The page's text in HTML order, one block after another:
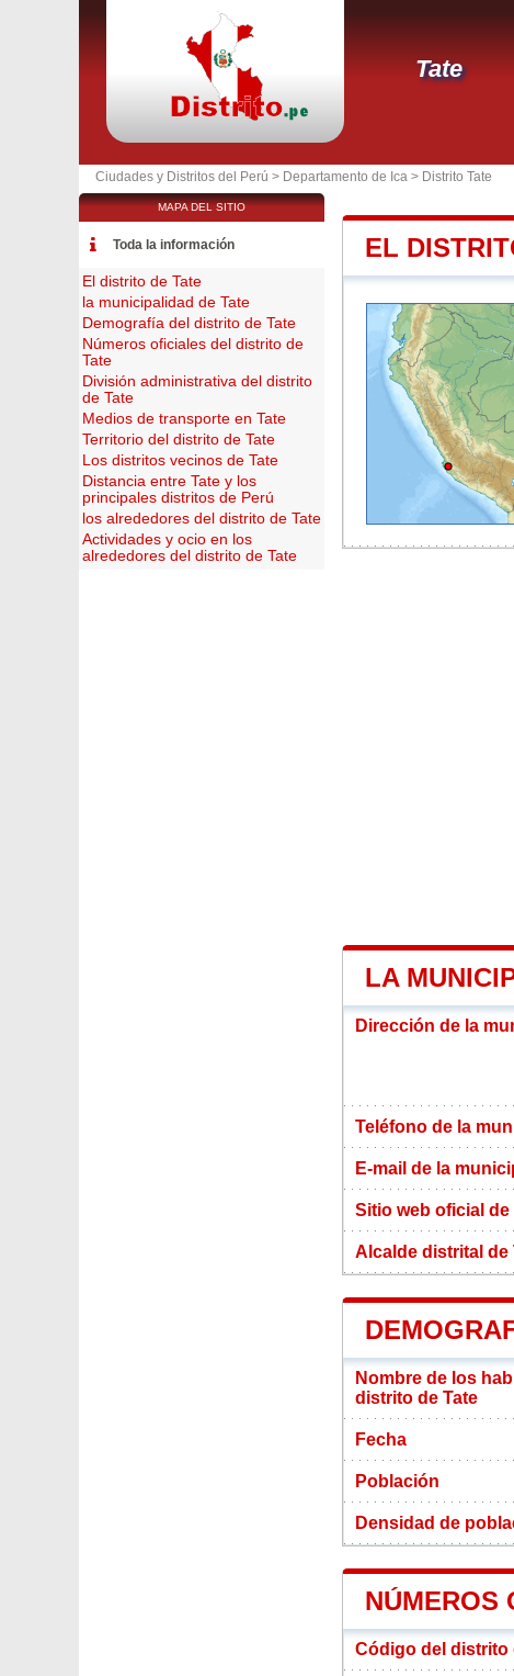
Tate
Ciudades y Distritos del Perú > Departamento de Ica > Distrito Tate
EL
LA
Dirección de la
Teléfono de la
E-mail de la
Sitio web oficial
Alcalde distrital de
Nombre de los
distrito de Tate
Fecha
Población
Densidad de
NÚMEROS
Código del distrito
MAPA DEL SITIO
Toda la información
El distrito de Tate
la municipalidad de Tate
Demografía del distrito de Tate
Números oficiales del distrito de
Tate
División administrativa del distrito
de Tate
Medios de transporte en Tate
Territorio del distrito de Tate
Los distritos vecinos de Tate
Distancia entre Tate y los
principales distritos de Perú
los alrededores del distrito de Tate
Actividades y ocio en los
alrededores del distrito de Tate